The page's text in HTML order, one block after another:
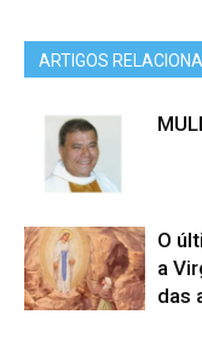
ARTIGOS
O
a
das